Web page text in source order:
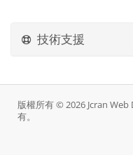
技術支援
版權所有 © 2026 Jcran
有。